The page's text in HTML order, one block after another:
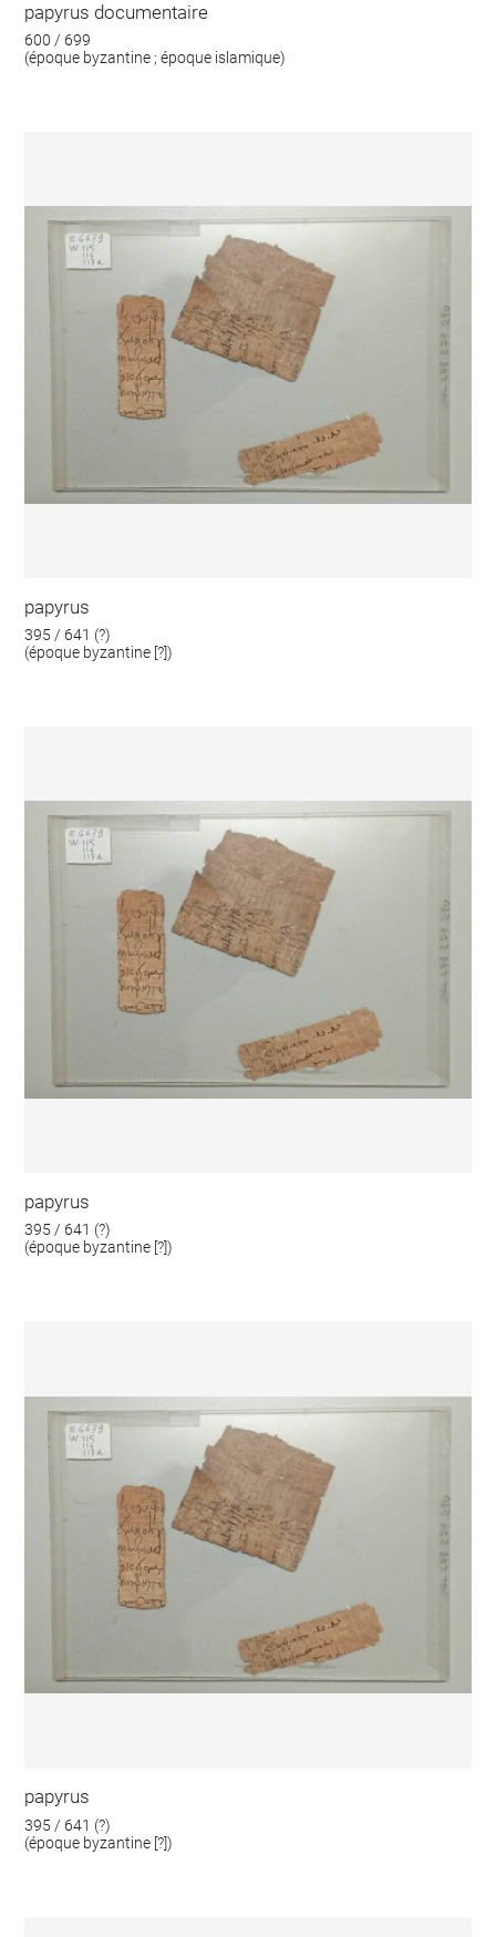
papyrus documentaire
600 / 699
(époque byzantine ; époque islamique)
papyrus
395 / 641 (?)
(époque byzantine [?])
papyrus
395 / 641 (?)
(époque byzantine [?])
papyrus
395 / 641 (?)
(époque byzantine [?])